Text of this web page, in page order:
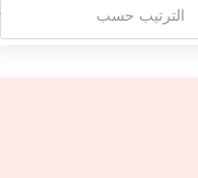
الترتيب حسب